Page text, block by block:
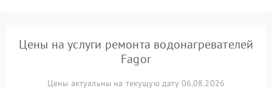
Цены на услуги ремонта водонагревателей
Fagor
Цены актуальны на текущую дату 06.08.2026